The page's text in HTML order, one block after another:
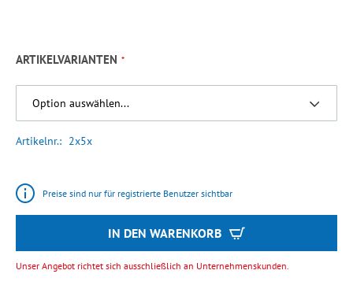
ARTIKELVARIANTEN
Artikelnr. 2x5x
Preise sind nur für registrierte Benutzer sichtbar
IN DEN WARENKORB
Unser Angebot richtet sich ausschließlich an Unternehmenskunden.